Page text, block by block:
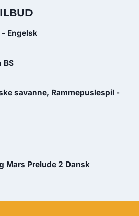
kr..119.00 kr..
Engelsk
BS
savanne, Rammepuslespil -
Mars Prelude 2 Dansk